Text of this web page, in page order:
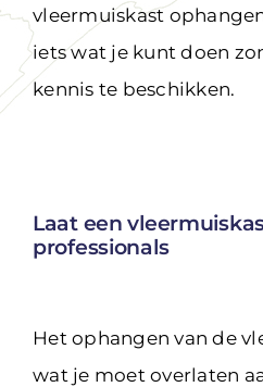
vleermuiskast
iets wat je kunt doen
kennis te beschikken.
Laat een
professionals
Het ophangen van de
wat je moet overlaten